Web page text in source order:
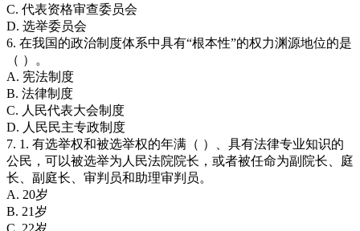
C. 代表资格审查委员会
D. 选举委员会
6. 在我国的政治制度体系中具有“根本性”的权力渊源地位的是
（ ）。
A. 宪法制度
B. 法律制度
C. 人民代表大会制度
D. 人民民主专政制度
7. 1. 有选举权和被选举权的年满（ ）、具有法律专业知识的
公民，可以被选举为人民法院院长，或者被任命为副院长、庭
长、副庭长、审判员和助理审判员。
A. 20岁
B. 21岁
C. 22岁